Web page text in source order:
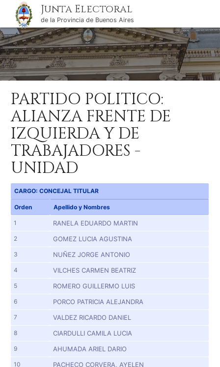
Junta Electoral
de la Provincia de Buenos Aires
PARTIDO POLITICO:
ALIANZA FRENTE DE
IZQUIERDA Y DE
TRABAJADORES -
UNIDAD
CARGO: CONCEJAL TITULAR
Orden Apellido y Nombres
1 RANELA EDUARDO MARTIN
2 GOMEZ LUCIA AGUSTINA
3 NUÑEZ JORGE ANTONIO
4 VILCHES CARMEN BEATRIZ
5 ROMERO GUILLERMO LUIS
6 PORCO PATRICIA ALEJANDRA
7 VALDEZ RICARDO DANIEL
8 CIARDULLI CAMILA LUCIA
9 AHUMADA ARIEL DARIO
10 PACHECO CORVERA, AYELEN